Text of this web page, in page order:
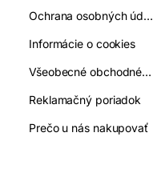
Ochrana osobných údajov
Informácie o cookies
Všeobecné obchodné podmienky
Reklamačný poriadok
Prečo u nás nakupovať